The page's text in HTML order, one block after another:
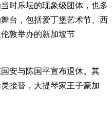
时乐坛的现象级团体，也多
台，包括爱丁堡艺术节、西
敦举办的新加坡节
安与陈国平宣布退休。其
接替，大提琴家王子豪加